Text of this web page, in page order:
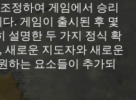
정하여 게임에서 승리
. 게임이 출시된 후 몇
설명한 두 가지 정식 확
로운 지도자와 새로운
하는 요소들이 추가되